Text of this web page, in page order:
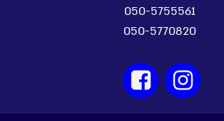
050-5755561
050-5770820